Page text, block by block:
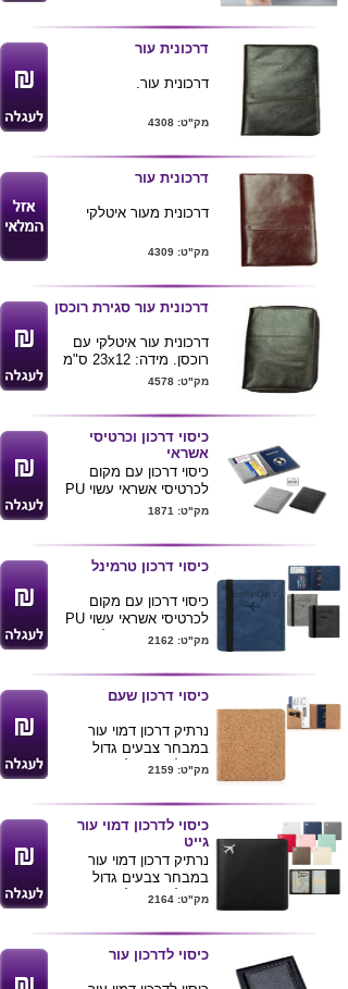
עור ושולף כרטיסי אשראי
טכנולוגייתRFID
BLOCKING
6.5X9.9
ניתן למתג את הארנק
מגיע בקופסא יוקרתית
דרכונית עור
דרכונית עור.
מק"ט: 4308
דרכונית עור
דרכונית מעור איטלקי
מק"ט: 4309
דרכונית עור סגירת רוכסן
דרכונית עור איטלקי עם
רוכסן. מידה: 23x12 ס"מ
מק"ט: 4578
כיסוי דרכון וכרטיסי
אשראי
כיסוי דרכון עם מקום
איכותי עם
BLOCKING נגד סריקה
וגניבת נתונים מכרטיסי
אשראי WIFI
צבעים שחור ואפור
גודל 14.5*10.3*0.8
ניתן להדפיס לוגו ע"ג
המוצר
לרכישת מוצר
זה בכמויות
בודדות ומשלוח
עד הבית לחצ/י
כאן
מק"ט: 1871
כיסוי דרכון טרמינל
כיסוי דרכון עם מקום
צבעים לפי תמונה
גודל 14.6x10.3x1.2 סמ
ניתן להדפיס לוגו ע"ג
המוצר
מק"ט: 2162
כיסוי דרכון שעם
נרתיק דרכון דמוי עור
במבחר צבעים גדול
ניתן להדפיס לוגו ע"ג
מידות : 14.2x10.6 סמ
מק"ט: 2159
כיסוי לדרכון דמוי עור
גייט
נרתיק דרכון דמוי עור
במבחר צבעים גדול
ניתן להדפיס לוגו ע"ג
מידות : 14.2x10.6 סמ
מק"ט: 2164
כיסוי לדרכון עור